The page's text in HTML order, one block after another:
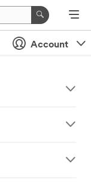
Account